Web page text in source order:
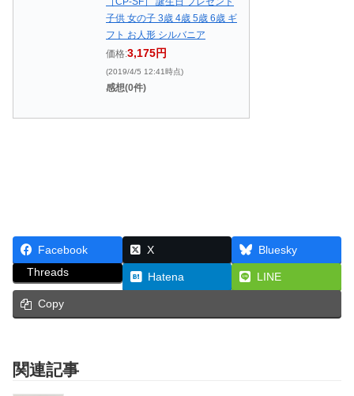
子供 女の子 3歳 4歳 5歳 6歳 ギ
フト お人形 シルバニア
価格:3,175円
(2019/4/5 12:41時点)
感想(0件)
Facebook X
Bluesky
Threads
Hatena LINE
Copy
関連記事